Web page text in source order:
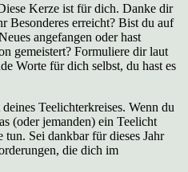
Kerze ist für dich. Danke dir
Besonderes erreicht? Bist du auf
angefangen oder hast
gemeistert? Formuliere dir laut
Worte für dich selbst, du hast es
Teelichterkreises. Wenn du
(oder jemanden) ein Teelicht
tun. Sei dankbar für dieses Jahr
die dich im